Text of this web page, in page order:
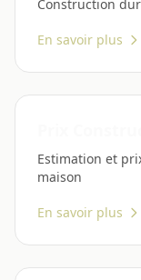
Construction
En savoir plus
Estimation et
maison
En savoir plus